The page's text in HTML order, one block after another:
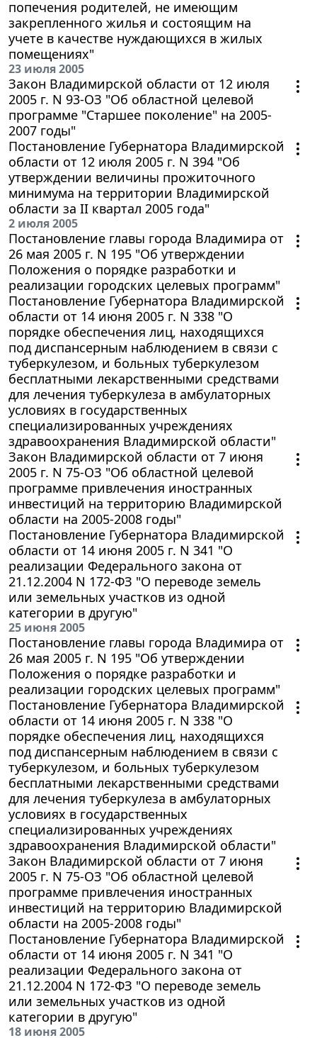
попечения родителей, не имеющим
закрепленного жилья и состоящим на
учете в качестве нуждающихся в жилых
помещениях"
23 июля 2005
Закон Владимирской области от 12 июля
2005 г. N 93-ОЗ "Об областной целевой
программе "Старшее поколение" на 2005-
2007 годы"
Постановление Губернатора Владимирской
области от 12 июля 2005 г. N 394 "Об
утверждении величины прожиточного
минимума на территории Владимирской
области за II квартал 2005 года"
2 июля 2005
Постановление главы города Владимира от
26 мая 2005 г. N 195 "Об утверждении
Положения о порядке разработки и
реализации городских целевых программ"
Постановление Губернатора Владимирской
области от 14 июня 2005 г. N 338 "О
порядке обеспечения лиц, находящихся
под диспансерным наблюдением в связи с
туберкулезом, и больных туберкулезом
бесплатными лекарственными средствами
для лечения туберкулеза в амбулаторных
условиях в государственных
специализированных учреждениях
здравоохранения Владимирской области"
Закон Владимирской области от 7 июня
2005 г. N 75-ОЗ "Об областной целевой
программе привлечения иностранных
инвестиций на территорию Владимирской
области на 2005-2008 годы"
Постановление Губернатора Владимирской
области от 14 июня 2005 г. N 341 "О
реализации Федерального закона от
21.12.2004 N 172-ФЗ "О переводе земель
или земельных участков из одной
категории в другую"
25 июня 2005
Постановление главы города Владимира от
26 мая 2005 г. N 195 "Об утверждении
Положения о порядке разработки и
реализации городских целевых программ"
Постановление Губернатора Владимирской
области от 14 июня 2005 г. N 338 "О
порядке обеспечения лиц, находящихся
под диспансерным наблюдением в связи с
туберкулезом, и больных туберкулезом
бесплатными лекарственными средствами
для лечения туберкулеза в амбулаторных
условиях в государственных
специализированных учреждениях
здравоохранения Владимирской области"
Закон Владимирской области от 7 июня
2005 г. N 75-ОЗ "Об областной целевой
программе привлечения иностранных
инвестиций на территорию Владимирской
области на 2005-2008 годы"
Постановление Губернатора Владимирской
области от 14 июня 2005 г. N 341 "О
реализации Федерального закона от
21.12.2004 N 172-ФЗ "О переводе земель
или земельных участков из одной
категории в другую"
18 июня 2005